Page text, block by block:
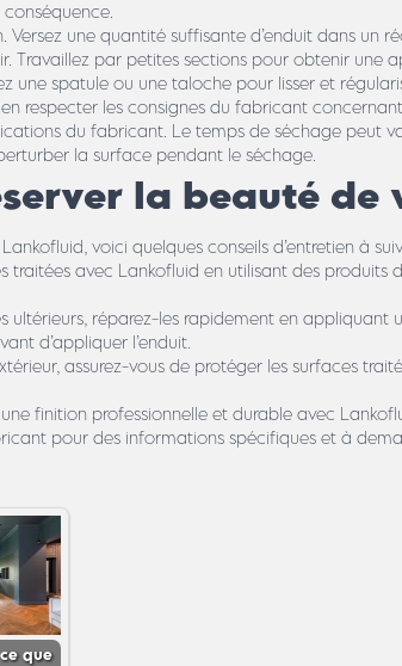
une quantité suffisante d’enduit dans un
Travaillez par petites sections pour obtenir une
une spatule ou une taloche pour lisser et
respecter les consignes du fabricant
du fabricant. Le temps de séchage peut
la surface pendant le séchage.
la beauté de
voici quelques conseils d’entretien à
avec Lankofluid en utilisant des produits
réparez-les rapidement en appliquant
d’appliquer l’enduit.
assurez-vous de protéger les surfaces
finition professionnelle et durable avec
pour des informations spécifiques et à
que